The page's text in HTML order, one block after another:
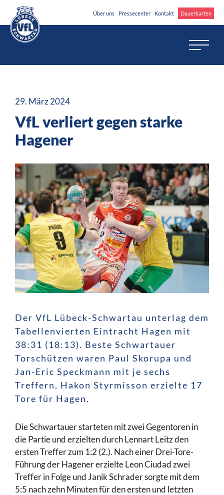
Über uns Pressecenter Kontakt Dauerkarten
29. März 2024
VfL verliert gegen starke
Hagener
Der VfL Lübeck-Schwartau unterlag dem
Tabellenvierten Eintracht Hagen mit
38:31 (18:13). Beste Schwartauer
Torschützen waren Paul Skorupa und
Jan-Eric Speckmann mit je sechs
Treffern, Hakon Styrmisson erzielte 17
Tore für Hagen.
Die Schwartauer starteten mit zwei Gegentoren in
die Partie und erzielten durch Lennart Leitz den
ersten Treffer zum 1:2 (2.). Nach einer Drei-Tore-
Führung der Hagener erzielte Leon Ciudad zwei
Treffer in Folge und Janik Schrader sorgte mit dem
5:5 nach zehn Minuten für den ersten und letzten